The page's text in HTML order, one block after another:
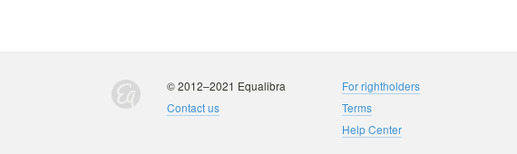
© 2012–2021 Equalibra
Contact us
For rightholders
Terms
Help Center